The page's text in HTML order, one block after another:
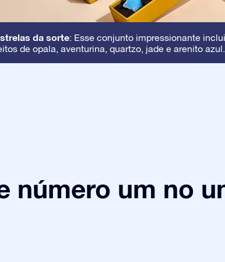
da sorte: Esse conjunto impressionante
de opala, aventurina, quartzo, jade e arenito azul.
número um no